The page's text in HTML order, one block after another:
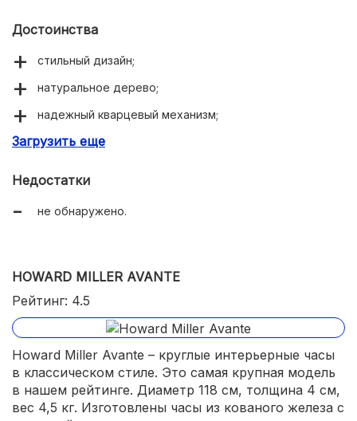
Достоинства
стильный дизайн;
натуральное дерево;
надежный кварцевый механизм;
регулировка громкости;
Загрузить еще
Недостатки
не обнаружено.
HOWARD MILLER AVANTE
Рейтинг: 4.5
Howard Miller Avante – круглые интерьерные часы
в классическом стиле. Это самая крупная модель
в нашем рейтинге. Диаметр 118 см, толщина 4 см,
вес 4,5 кг. Изготовлены часы из кованого железа с